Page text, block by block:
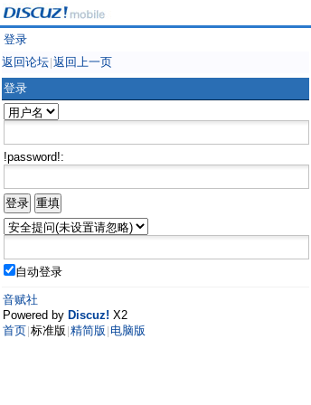
登录
返回论坛 返回上一页
登录
!password!:
自动登录
音赋社
Powered by Discuz! X2
首页 标准版 精简版 电脑版